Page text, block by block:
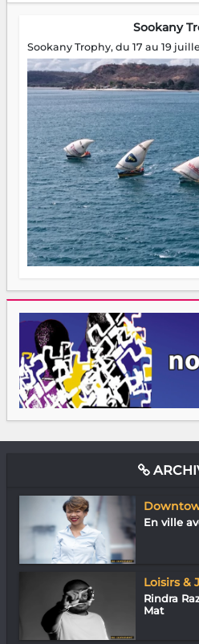
Sookany
Sookany Trophy, du 17 au 19
En ville
Loisirs &
Rindra
Mat